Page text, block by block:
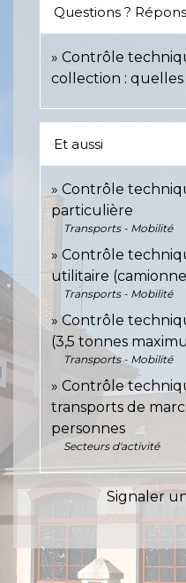
Questions ?
Contrôle
collection : quelles
Et aussi
Contrôle
particulière
Transports - Mobilité
Contrôle
utilitaire
Transports - Mobilité
Contrôle
(3,5 tonnes
Transports - Mobilité
Contrôle
transports de
personnes
Secteurs d'activité
Signaler